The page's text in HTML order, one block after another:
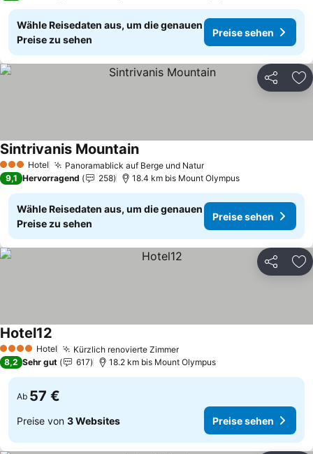
Wähle Reisedaten aus, um die genauen
Preise zu sehen
Preise sehen
Teilen
3 SterneHotel Panoramablick auf Berge und Natur
Sintrivanis Mountain
9,1 Hervorragend 258 18.4 km bis Mount Olympus
Wähle Reisedaten aus, um die genauen
Preise zu sehen
Preise sehen
Teilen
4 Sterne Hotel Kürzlich renovierte Zimmer
Hotel12
8,2 Sehr gut 617 18.2 km bis Mount Olympus
Ab 57 €
Preise von 3 Websites Preise sehen